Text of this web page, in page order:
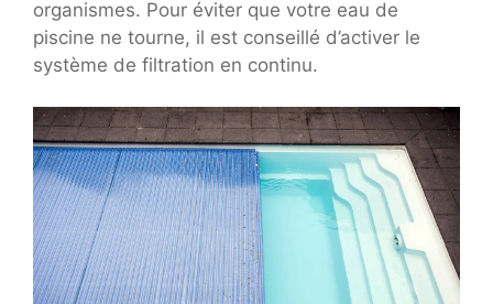
organismes. Pour éviter que votre eau de
piscine ne tourne, il est conseillé d’activer le
système de filtration en continu.